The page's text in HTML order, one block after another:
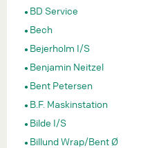
BD Service
Bech
Bejerholm I/S
Benjamin Neitzel
Bent Petersen
B.F. Maskinstation
Bilde I/S
Billund Wrap/Bent Ø